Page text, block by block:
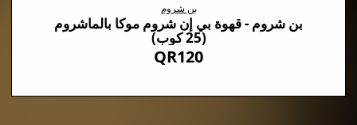
بن شروم
بن شروم - قهوة بي إن شروم موكا بالماشروم
(25 كوب)
QR120